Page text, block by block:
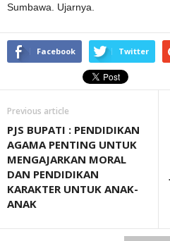
Sumbawa. Ujarnya.
Facebook Twitter
Previous article
PJS BUPATI : PENDIDIKAN
AGAMA PENTING UNTUK
MENGAJARKAN MORAL
DAN PENDIDIKAN
KARAKTER UNTUK ANAK-
ANAK